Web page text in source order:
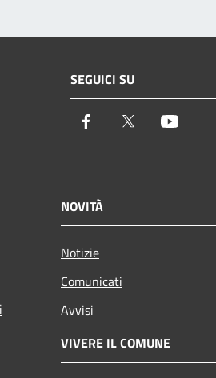
SEGUICI SU
Facebook Twitter
NOVITÀ
Notizie
Comunicati
Avvisi
VIVERE IL COMUNE